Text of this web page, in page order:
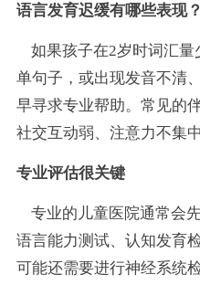
语言发育迟缓有哪些表现？
如果孩子在2岁时词汇量
单句子，或出现发音不清
早寻求专业帮助。常见的
社交互动弱、注意力不集中
专业评估很关键
专业的儿童医院通常会
语言能力测试、认知发育
可能还需要进行神经系统